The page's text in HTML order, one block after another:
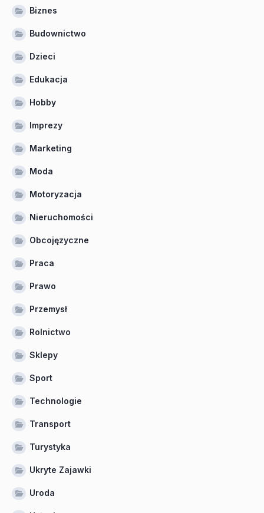
Biznes
Budownictwo
Dzieci
Edukacja
Hobby
Imprezy
Marketing
Moda
Motoryzacja
Nieruchomości
Obcojęzyczne
Praca
Prawo
Przemysł
Rolnictwo
Sklepy
Sport
Technologie
Transport
Turystyka
Ukryte Zajawki
Uroda